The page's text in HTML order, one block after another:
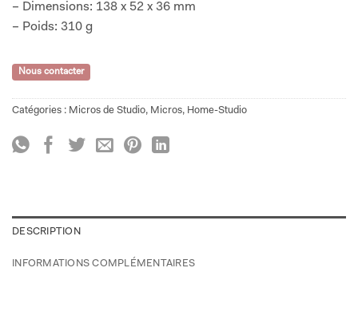
– Dimensions: 138 x 52 x 36 mm
– Poids: 310 g
Nous contacter
Catégories : Micros de Studio, Micros, Home-Studio
DESCRIPTION
INFORMATIONS COMPLÉMENTAIRES